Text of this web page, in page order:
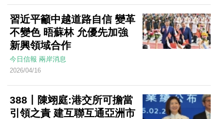
習近平籲中越道路自信 變革
不變色 晤蘇林 允優先加強
新興領域合作
今日信報 兩岸消息
2026/04/16
388丨陳翊庭:港交所可擔當
引領之責 建互聯互通亞洲市